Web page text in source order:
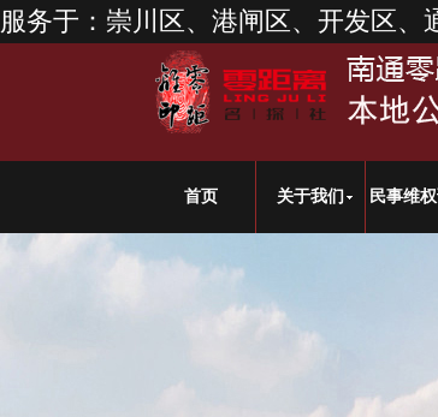
服务于：崇川区、港闸区、开发区
首页 关于我们 民事维